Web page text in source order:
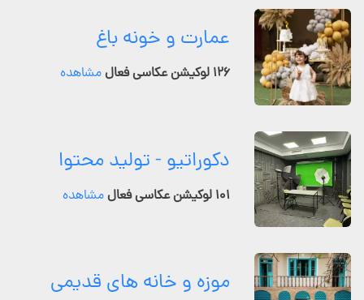
عمارت و خونه باغ
۱۲۶ لوکیشن عکاسی فعال مشاهده
دکوراتیو - تولید محتوا
۱۰۱ لوکیشن عکاسی فعال مشاهده
موزه و خانه های قدیمی